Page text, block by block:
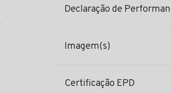
Declaração de
Imagem(s)
Certificação EPD